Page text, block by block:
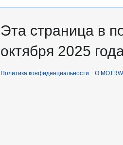
Эта страница в
октября 2025
Политика конфиденциальности О